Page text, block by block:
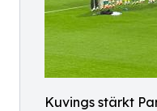
Kuvings stärkt